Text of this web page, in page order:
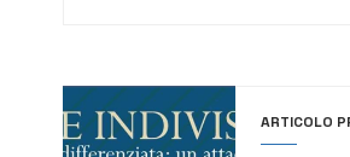
ARTICOLO